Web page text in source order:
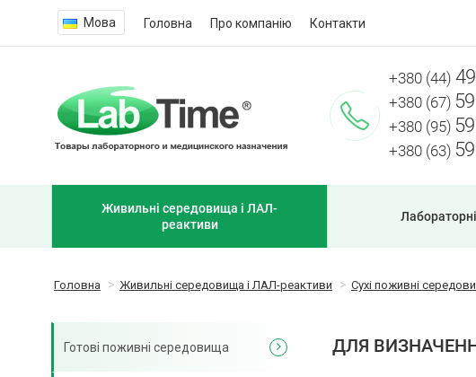
Мова Головна Про компанію Контакти
+380 (44)
+380 (67)
+380 (95)
+380 (63)
Живильні середовища і ЛАЛ-
реактиви
Головна Живильні середовища і ЛАЛ-реактиви Сухі поживні
Готові поживні середовища ДЛЯ